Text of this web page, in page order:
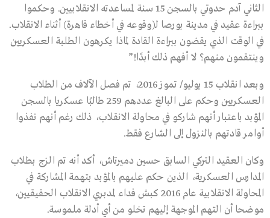
الثاني آدم حدوتي بالسجن 15 سنة لمساعدته الانقلابيين. وحكموا
ببراءة عقيد في مدينة بورصا لـ(وقوعه في أخطاء قاهرة) أثناء الانقلاب.
في الوقت الذي يقضون ببراءة القادة لماذا يكرهون الطلبة العسكريين
وينتقمون منهم؟ لا أفهم ذلك أبدًا!”
وبعد انقلاب 15 يوليو/ تموز 2016، تم فصل الآلاف من الطلاب
العسكريين وحكم على البالغ عددهم 259 طالبًا عسكريا بالسجن
المؤبد باعتبار أنهم شاركو في محاولة الانقلاب، ذلك رغم أنهم نفذوا
أوامر قادتهم بالنزول إلى الشارع فقط.
وكان العقيد التركي السابق حسين دميرتاش، أكد أنه تم الزج بطلاب
المدارس العسكرية، الذين حكم عليهم بالمؤبد بتهمة المشاركة في
المحاولة الانقلابية عام 2016 كبش فداء لمدبري الانقلاب الحقيقيين،
موضحا أن التهم الموجهة إليهم تخلو من أي أدلة ملموسة.